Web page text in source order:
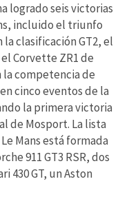
logrado seis victorias
incluido el triunfo
clasificación GT2, el
Corvette ZR1 de
competencia de
cinco eventos de la
la primera victoria
de Mosport. La lista
Mans está formada
911 GT3 RSR, dos
430 GT, un Aston